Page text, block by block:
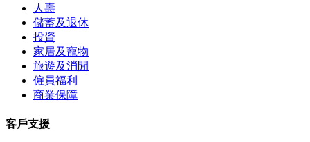
人壽
儲蓄及退休
投資
家居及寵物
旅遊及消閒
僱員福利
商業保障
客戶支援